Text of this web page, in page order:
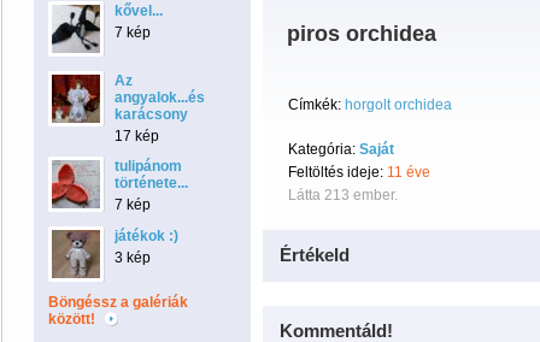
kővel...
7 kép
Az
angyalok...és
karácsony
17 kép
tulipánom
története...
7 kép
játékok :)
3 kép
Böngéssz a galériák
között!
piros orchidea
Címkék: horgolt orchidea
Kategória: Saját
Feltöltés ideje: 11 éve
Látta 213 ember.
Értékeld
Kommentáld!